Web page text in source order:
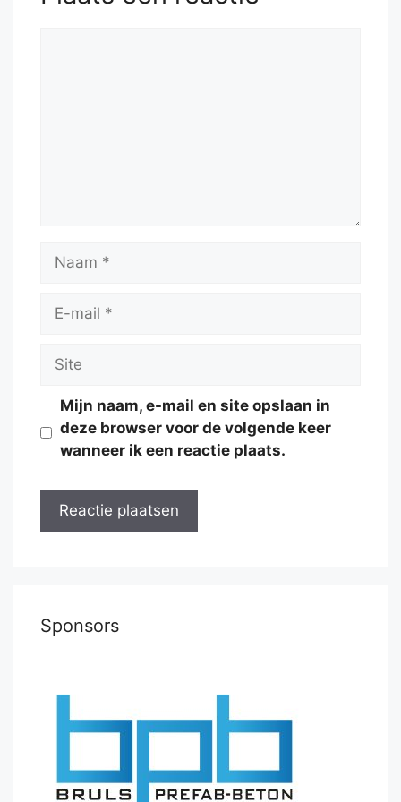
Naam
Site
Mijn naam, e-mail en site opslaan in
deze browser voor de volgende keer
wanneer ik een reactie plaats.
Sponsors